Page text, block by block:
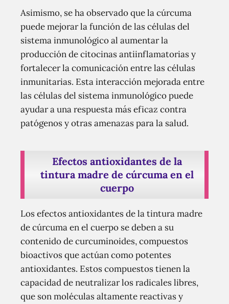
Asimismo, se ha observado que la cúrcuma
puede mejorar la función de las células del
sistema inmunológico al aumentar la
producción de citocinas antiinflamatorias y
fortalecer la comunicación entre las células
inmunitarias. Esta interacción mejorada entre
las células del sistema inmunológico puede
ayudar a una respuesta más eficaz contra
patógenos y otras amenazas para la salud.
Efectos antioxidantes de la
tintura madre de cúrcuma en el
cuerpo
Los efectos antioxidantes de la tintura madre
de cúrcuma en el cuerpo se deben a su
contenido de curcuminoides, compuestos
bioactivos que actúan como potentes
antioxidantes. Estos compuestos tienen la
capacidad de neutralizar los radicales libres,
que son moléculas altamente reactivas y